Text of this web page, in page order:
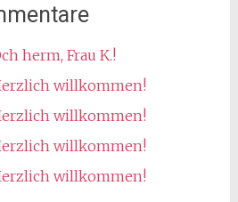
herm, Frau K.!
willkommen!
willkommen!
willkommen!
willkommen!